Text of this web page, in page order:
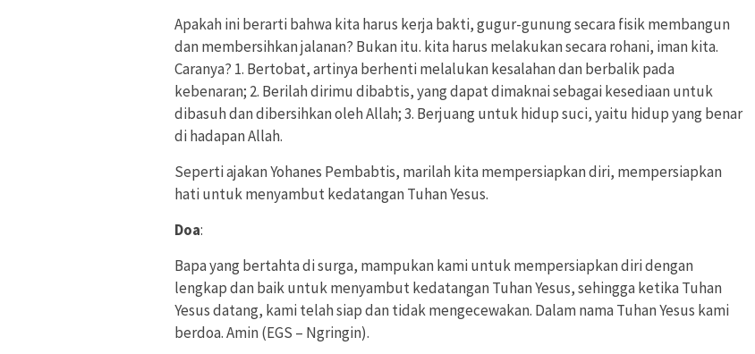
Apakah ini berarti bahwa kita harus kerja bakti, gugur-gunung secara fisik membangun
dan membersihkan jalanan? Bukan itu. kita harus melakukan secara rohani, iman kita.
Caranya? 1. Bertobat, artinya berhenti melalukan kesalahan dan berbalik pada
kebenaran; 2. Berilah dirimu dibabtis, yang dapat dimaknai sebagai kesediaan untuk
dibasuh dan dibersihkan oleh Allah; 3. Berjuang untuk hidup suci, yaitu hidup yang benar
di hadapan Allah.
Seperti ajakan Yohanes Pembabtis, marilah kita mempersiapkan diri, mempersiapkan
hati untuk menyambut kedatangan Tuhan Yesus.
Doa:
Bapa yang bertahta di surga, mampukan kami untuk mempersiapkan diri dengan
lengkap dan baik untuk menyambut kedatangan Tuhan Yesus, sehingga ketika Tuhan
Yesus datang, kami telah siap dan tidak mengecewakan. Dalam nama Tuhan Yesus kami
berdoa. Amin (EGS – Ngringin).